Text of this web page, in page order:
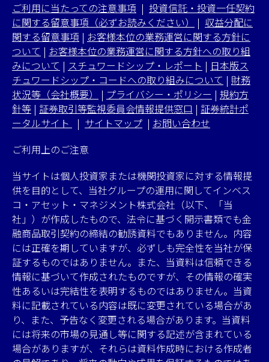
ご利用に当たっての注意事項 | 投資信託・投資一任契約
に関する留意事項（必ずお読みください）
| 収益分配に
関する留意事項 | お客様本位の業務運営に関する方針に
ついて | お客様本位の業務運営に関する方針への取り組
みについて | スチュワードシップ・レポート | 日本版ス
チュワードシップ・コードへの取り組みについて | 財務
状況等（会社概要）
| プライバシー・ポリシー | 規約方
針等 | 証券取引等監視委員会情報提供窓口 | 証券統計ポ
ータルサイト
| サイトマップ | お問い合わせ
ご利用上のご注意
当サイトは個人投資家または機関投資家に対する情報提
供を目的として、当社グループの運用に関してインベス
コ・アセット・マネジメント株式会社（以下、「当
社」）が作成したもので、法令に基づく開示書類でも金
融商品取引契約の締結の勧誘資料でもありません。内容
には正確を期していますが、必ずしも完全性を当社が保
証するものではありません。また、当資料は信頼できる
情報に基づいて作成されたものですが、その情報の確実
性あるいは完結性を表明するものではありません。当資
料に記載されている内容は既に変更されている場合があ
り、また、予告なく変更される場合があります。当資料
には将来の市場の見通し等に関する記述が含まれている
場合がありますが、それらは資料作成時における作成者